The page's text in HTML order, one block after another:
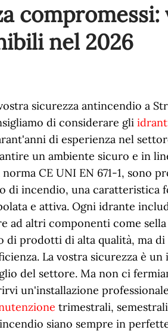
nel 2026
sicurezza antincendio a
di considerare gli
di esperienza nel
un ambiente sicuro e in
norma CE UNI EN 671-1, sono
di incendio, una caratteristica
e attiva. Ogni idrante
ad altri componenti come
di prodotti di alta qualità, ma
La vostra sicurezza è
del settore. Ma non ci
un'installazione
trimestrali,
siano sempre in